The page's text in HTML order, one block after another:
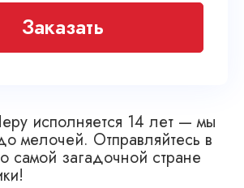
исполняется 14 лет — мы
мелочей. Отправляйтесь в
самой загадочной стране
Заказать